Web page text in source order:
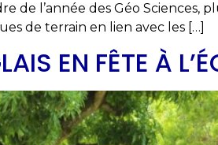
de l’année des Géo Sciences,
de terrain en lien avec les […]
EN FÊTE À